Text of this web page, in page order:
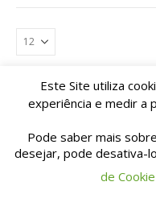
© Copyright TIpografia M. Pinto
Este Site utiliza
experiência e medir a
Pode saber mais
desejar, pode desativa-
de Cookie